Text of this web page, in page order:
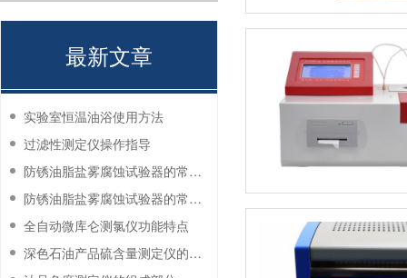
最新文章
实验室恒温油浴使用方法
过滤性测定仪操作指导
防锈油脂盐雾腐蚀试验器的常见故障与解决方法
防锈油脂盐雾腐蚀试验器的常见故障与解决方法
全自动微库仑测氯仪功能特点
深色石油产品硫含量测定仪的工作环境要求